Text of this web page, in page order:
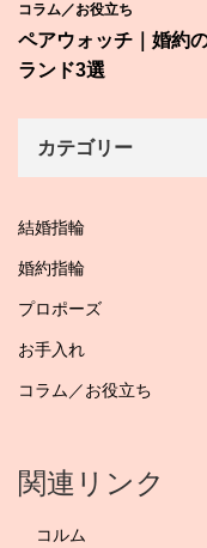
コラム／お役立ち
ペアウォッチ｜婚約
ランド3選
カテゴリー
結婚指輪
婚約指輪
プロポーズ
お手入れ
コラム／お役立ち
関連リンク
コルム